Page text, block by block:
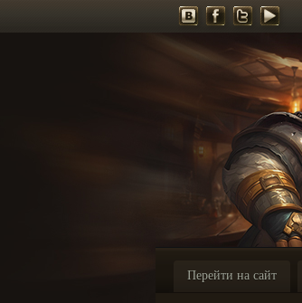
Перейти на сайт